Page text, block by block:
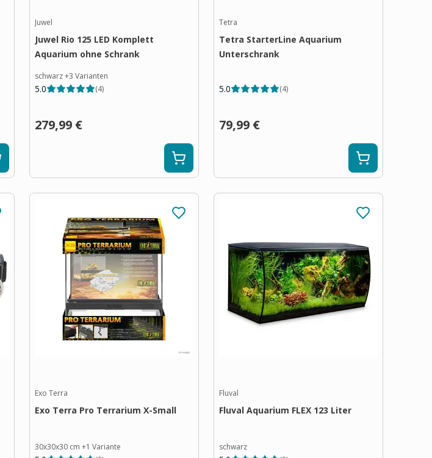
Juwel
Juwel Rio 125 LED Komplett
Aquarium ohne Schrank
schwarz+3 Varianten
5.0 (4)
279,99 €
Tetra
Tetra StarterLine Aquarium
Unterschrank
5.0 (4)
79,99 €
Exo Terra
Exo Terra Pro Terrarium X-Small
30x30x30 cm +1 Variante
Fluval
Fluval Aquarium FLEX 123 Liter
schwarz